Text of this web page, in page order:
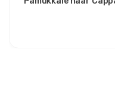
comfortabel en koel.